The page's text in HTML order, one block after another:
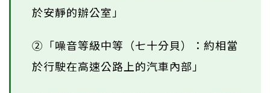
於安靜的辦公室」
②「噪音等級中等（七十分貝）：約相當
於行駛在高速公路上的汽車內部」